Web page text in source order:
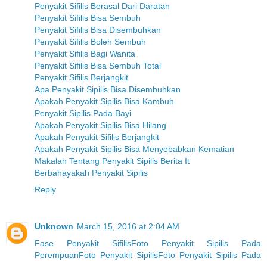
Penyakit Sifilis Berasal Dari Daratan
Penyakit Sifilis Bisa Sembuh
Penyakit Sifilis Bisa Disembuhkan
Penyakit Sifilis Boleh Sembuh
Penyakit Sifilis Bagi Wanita
Penyakit Sifilis Bisa Sembuh Total
Penyakit Sifilis Berjangkit
Apa Penyakit Sipilis Bisa Disembuhkan
Apakah Penyakit Sipilis Bisa Kambuh
Penyakit Sipilis Pada Bayi
Apakah Penyakit Sipilis Bisa Hilang
Apakah Penyakit Sifilis Berjangkit
Apakah Penyakit Sipilis Bisa Menyebabkan Kematian
Makalah Tentang Penyakit Sipilis Berita It
Berbahayakah Penyakit Sipilis
Reply
Unknown March 15, 2016 at 2:04 AM
Fase Penyakit SifilisFoto Penyakit Sipilis Pada
PerempuanFoto Penyakit SipilisFoto Penyakit Sipilis Pada